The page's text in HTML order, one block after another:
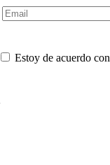
Estoy de acuerdo con